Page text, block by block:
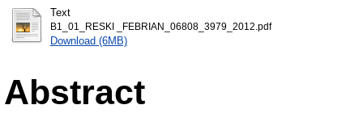
Text
B1_01_RESKI _FEBRIAN_06808_3979_2012.pdf
Download (6MB)
Abstract